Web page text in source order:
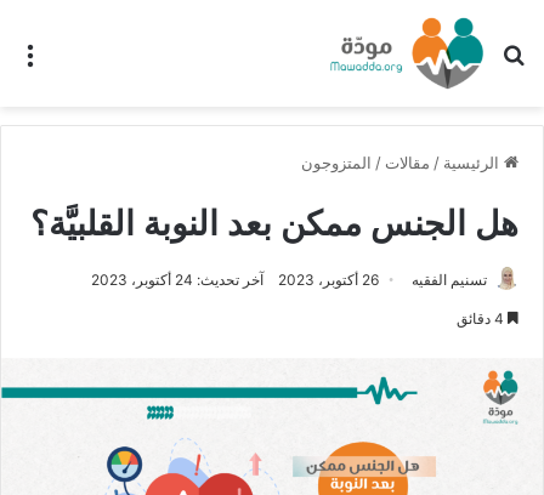
بحث عن
الرئيسية / مقالات / المتزوجون
هل الجنس ممكن بعد النوبة القلبيَّة؟
تسنيم الفقيه 26 أكتوبر، 2023 آخر تحديث: 24 أكتوبر، 2023